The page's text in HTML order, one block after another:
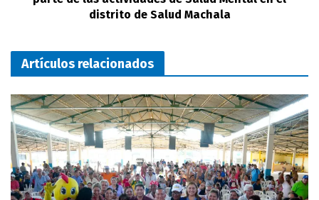
distrito de Salud Machala
Artículos relacionados